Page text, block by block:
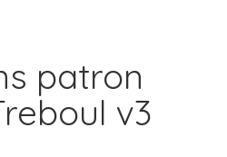
patron
v3